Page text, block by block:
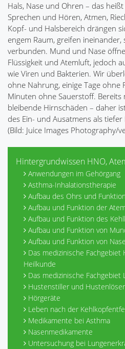
Hals, Nase und Ohren – das
Sprechen und Hören, Atmen,
Kopf- und Halsbereich drängen
engem Raum, greifen
verbunden. Mund und Nase
Flüssigkeit und Atemluft, jedoch
wie Viren und Bakterien. Wir
ohne Nahrung, einige Tage ohne
Minuten ohne Sauerstoff.
bleibende Hirnschäden – daher
des Ein- und Ausatmens als
(Bild: Juice Images Photography/
Hintergrundwissen HNO,
Anwendungen im Gehörgang
Asthma-Inhalationstherapie
Aufbau des Ohrs und
Aufbau und Funktion der
Aufbau und Funktion des
Aufbau und Funktion von
Aufbau und Funktion von
Das medizinische Fachgebiet
Heilkunde
Das medizinische Fachgebiet
Hustenstiller und Hustenlöser
Hörgeräte
Leben nach der
Medikamente bei Asthma
Nasenmedikamente
Untersuchung bei